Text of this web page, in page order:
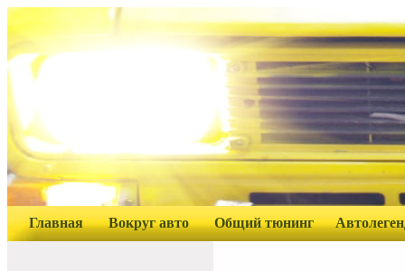
Главная Вокруг авто Общий тюнинг